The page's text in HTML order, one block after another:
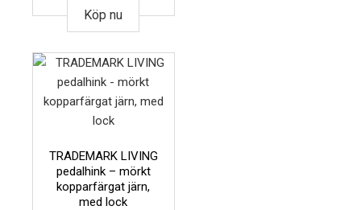
Köp nu
TRADEMARK LIVING
pedalhink – mörkt
kopparfärgat järn,
med lock